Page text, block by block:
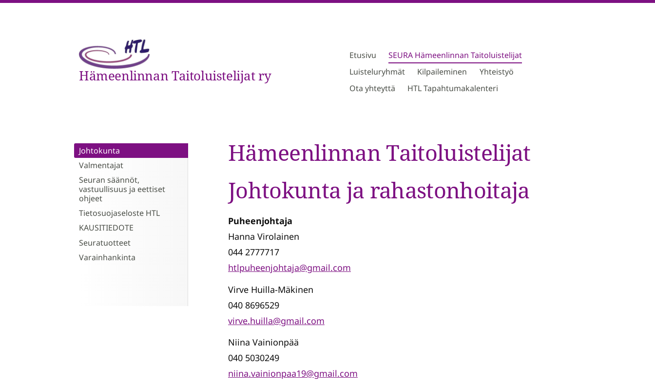
Hämeenlinnan Taitoluistelijat ry
Etusivu
SEURA Hämeenlinnan Taitoluistelijat
Luisteluryhmät
Kilpaileminen
Yhteistyö
Ota yhteyttä
HTL Tapahtumakalenteri
Johtokunta
Valmentajat
Seuran säännöt,
vastuullisuus ja eettiset
ohjeet
Tietosuojaseloste HTL
KAUSITIEDOTE
Seuratuotteet
Varainhankinta
Hämeenlinnan Taitoluistelijat
Johtokunta ja rahastonhoitaja
Puheenjohtaja
Hanna Virolainen
044 2777717
htlpuheenjohtaja@gmail.com
Virve Huilla-Mäkinen
040 8696529
virve.huilla@gmail.com
Niina Vainionpää
040 5030249
niina.vainionpaa19@gmail.com